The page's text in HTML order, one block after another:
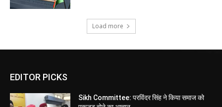
Load more
EDITOR PICKS
Sikh Committee: परविंदर सिंह ने किया समाज को